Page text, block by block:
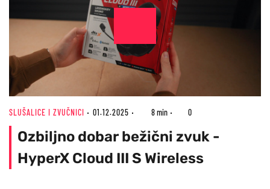
SLUŠALICE I ZVUČNICI 01.12.2025 8 min 0
Ozbiljno dobar bežični zvuk -
HyperX Cloud III S Wireless